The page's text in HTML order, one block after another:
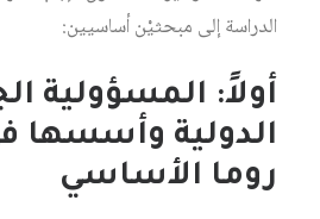
الدراسة إلى مبحثيْن أساسيين:
أولاً: المسؤولية
الدولية وأسسها
روما الأساسي